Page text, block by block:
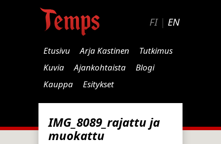
FI| EN
Etusivu Arja Kastinen
Tutkimus
Kuvia
Ajankohtaista
Blogi
Kauppa
Esitykset
IMG_8089_rajattu ja
muokattu